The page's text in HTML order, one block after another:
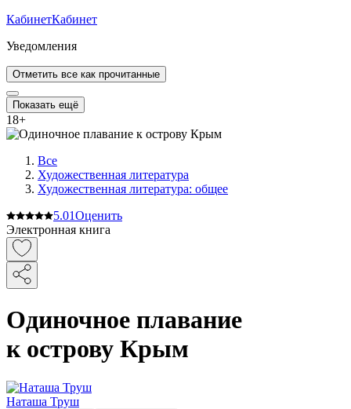
КабинетКабинет
Уведомления
Отметить все как прочитанные
Показать ещё
18+
Все
Художественная литература
Художественная литература: общее
5.01Оценить
Электронная книга
Одиночное плавание
к острову Крым
Наташа Труш